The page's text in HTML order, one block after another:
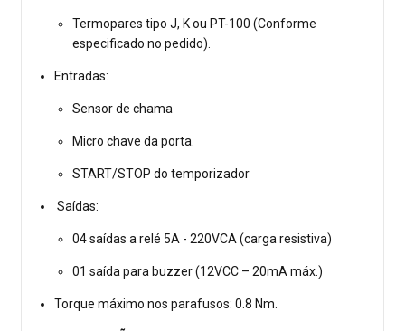
Termopares tipo J, K ou PT-100 (Conforme
especificado no pedido).
Entradas:
Sensor de chama
Micro chave da porta.
START/STOP do temporizador
Saídas:
04 saídas a relé 5A - 220VCA (carga resistiva)
01 saída para buzzer (12VCC – 20mA máx.)
Torque máximo nos parafusos: 0.8 Nm.